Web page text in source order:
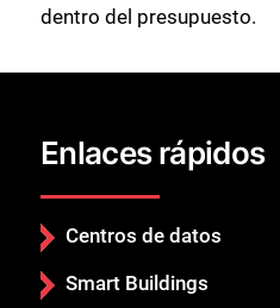
dentro del presupuesto.
Enlaces rápidos
Centros de datos
Smart Buildings